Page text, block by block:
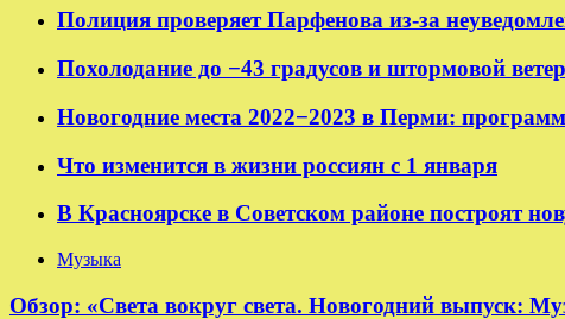
Полиция проверяет Парфенова из-за
Похолодание до −43 градусов и штормовой
Новогодние места 2022−2023 в Перми:
Что изменится в жизни россиян с 1 января
В Красноярске в Советском районе построят
Музыка
Обзор: «Света вокруг света. Новогодний выпуск: